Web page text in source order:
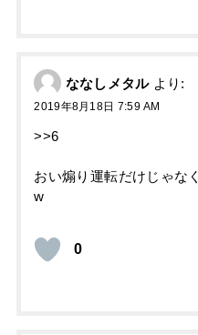
ななしメタル より:
2019年8月18日 7:59 AM
>>6
おい煽り運転だけじゃな
w
0